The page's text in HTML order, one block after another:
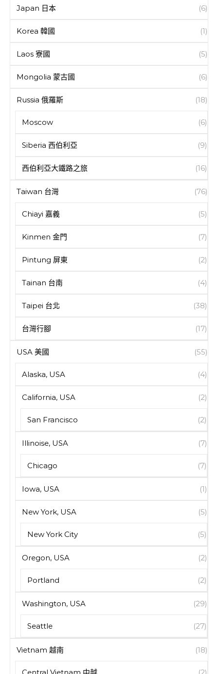
Japan 日本 (6)
Korea 韓國 (1)
Laos 寮國 (5)
Mongolia 蒙古國 (6)
Russia 俄羅斯 (18)
Moscow (6)
Siberia 西伯利亞 (9)
西伯利亞大鐵路之旅 (16)
Taiwan 台灣 (76)
Chiayi 嘉義 (5)
Kinmen 金門 (7)
Pintung 屏東 (2)
Tainan 台南 (4)
Taipei 台北 (38)
台灣行腳 (17)
USA 美國 (55)
Alaska, USA (4)
California, USA (2)
San Francisco (2)
Illinoise, USA (7)
Chicago (7)
Iowa, USA (1)
New York, USA (5)
New York City (5)
Oregon, USA (2)
Portland (2)
Washington, USA (29)
Seattle (27)
Vietnam 越南 (18)
Central Vietnam 中越 (2)